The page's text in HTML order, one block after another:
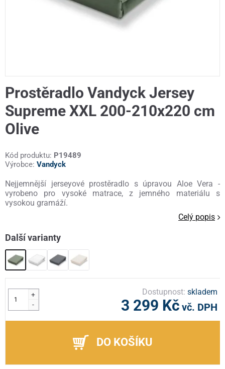
Prostěradlo Vandyck Jersey
Supreme XXL 200-210x220 cm
Olive
Kód produktu: P19489
Výrobce: Vandyck
Nejjemnější jerseyové prostěradlo s úpravou Aloe Vera -
vyrobeno pro vysoké matrace, z jemného materiálu s
vysokou gramáží.
Celý popis
Další varianty
+
-
Dostupnost:skladem
3 299 Kč vč. DPH
DO KOŠÍKU